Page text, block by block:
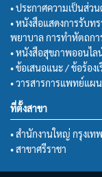
• ประกาศความเป็นส่ว
• หนังสือแสดงการรับท
พยาบาล การทำหัตถกา
• หนังสือสุขภาพออนไล
• ข้อเสนอแนะ / ข้อร้อง
• วารสารการแพทย์แผ
ที่ตั้งสาขา
• สำนักงานใหญ่ กรุงเท
• สาขาศรีราชา